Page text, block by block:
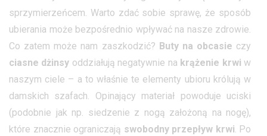
sprzymierzeńcem. Warto zdać sobie sprawę, że sposób
ubierania może bezpośrednio wpływać na nasze zdrowie.
Co zatem może nam zaszkodzić? Buty na obcasie czy
ciasne dżinsy oddziałują negatywnie na krążenie krwi w
naszym ciele – a to właśnie te elementy ubioru królują w
damskich szafach. Opinający materiał powoduje uciski
(podobnie jak np. siedzenie z nogą założoną na nogę),
które znacznie ograniczają swobodny przepływ krwi. Po